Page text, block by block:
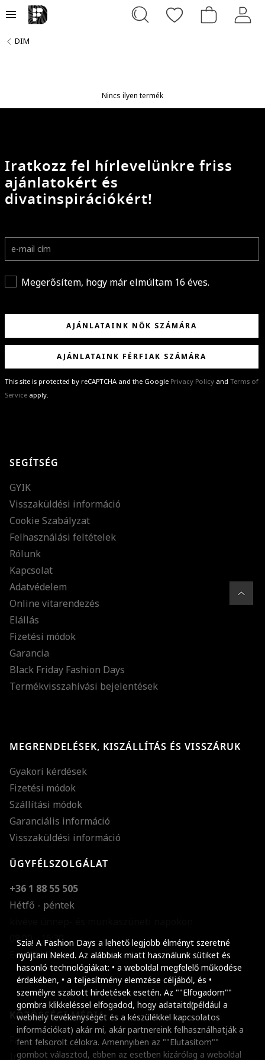
Szia! A Fashion Days a lehető legjobb élményt szeretné
nyújtani Neked. Az alábbiak miatt használunk sütiket és
hasonló technológiákat: • a weboldal megfelelő működése
érdekében, • a teljesítmény elemzése céljából, és •
személyre szabott hirdetések esetén. Az ""Elfogadom""
gombra klikkeléssel elfogadod, hogy adataitd(például a
webhely tevékenységét és a készülékkel kapcsolatos
információkat) akár mi, akár partnereink felhasználhatják a
fent felsorolt célokra. Amennyiben az ""Elutasítom""
gombot választod, ebben az esetben kizárólag a weboldal
DIM
Nincs ilyen termék
Iratkozz fel hírlevelünkre friss
ajánlatokért és
divatinspirációkért!
Megerősítem, hogy már elmúltam 16 éves.
AJÁNLATAINK NŐK SZÁMÁRA
AJÁNLATAINK FÉRFIAK SZÁMÁRA
This site is protected by reCAPTCHA and the Google Privacy Policy and Terms of
Service apply.
különleges ajánlatainkat és stílustippjeinket!
SEGÍTSÉG
GYIK
Visszaküldési információ
Cookie Szabályzat
Felhasználási feltételek
Rólunk
Kapcsolat
Adatvédelem
Online vitarendezés
Elállás
Fizetési módok
Garancia
Black Friday Fashion Days
Termékvisszahívási bejelentések
MEGRENDELÉSEK, KISZÁLLÍTÁS ÉS VISSZÁRUK
Gyakori kérdések
Fizetési módok
Szállítási módok
Garanciális információ
Visszaküldési információ
ÜGYFÉLSZOLGÁLAT
+36 1 88 55 505
Hétfő - péntek
08:00 - 16:30
E-mail küldése
KÖZÖSSÉGI MÉDIA
Facebook
Instagram
Szöveg méretének
Szóköz növelése
Szóköz csökkentése
Sortávolság
Sortávolság